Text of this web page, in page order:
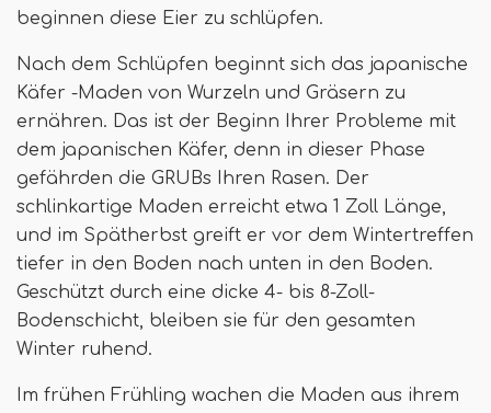
beginnen diese Eier zu schlüpfen.
Nach dem Schlüpfen beginnt sich das japanische
Käfer -Maden von Wurzeln und Gräsern zu
ernähren. Das ist der Beginn Ihrer Probleme mit
dem japanischen Käfer, denn in dieser Phase
gefährden die GRUBs Ihren Rasen. Der
schlinkartige Maden erreicht etwa 1 Zoll Länge,
und im Spätherbst greift er vor dem Wintertreffen
tiefer in den Boden nach unten in den Boden.
Geschützt durch eine dicke 4- bis 8-Zoll-
Bodenschicht, bleiben sie für den gesamten
Winter ruhend.
Im frühen Frühling wachen die Maden aus ihrem